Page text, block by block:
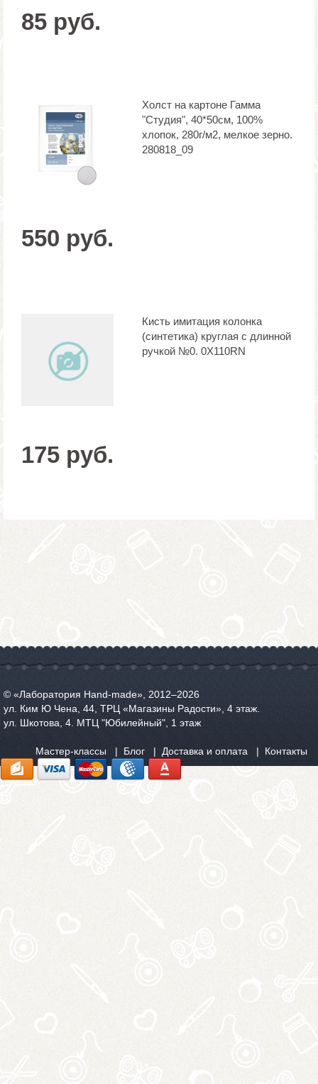
85 руб.
Холст на картоне Гамма
"Студия", 40*50см, 100%
хлопок, 280г/м2, мелкое зерно.
280818_09
550 руб.
Кисть имитация колонка
(синтетика) круглая с длинной
ручкой №0. 0Х110RN
175 руб.
© «Лаборатория Hand-made», 2012‒2026
ул. Ким Ю Чена, 44, ТРЦ «Магазины Радости», 4 этаж.
ул. Шкотова, 4. МТЦ "Юбилейный", 1 этаж
Мастер-классы Блог Доставка и оплата Контакты